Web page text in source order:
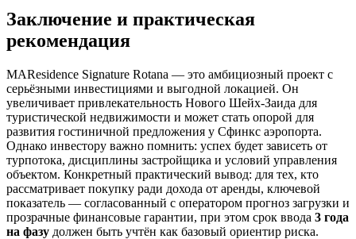
Заключение и практическая
рекомендация
MAResidence Signature Rotana — это амбициозный проект с
серьёзными инвестициями и выгодной локацией. Он
увеличивает привлекательность Нового Шейх‑Заида для
туристической недвижимости и может стать опорой для
развития гостиничной предложения у Сфинкс аэропорта.
Однако инвестору важно помнить: успех будет зависеть от
турпотока, дисциплины застройщика и условий управления
объектом. Конкретный практический вывод: для тех, кто
рассматривает покупку ради дохода от аренды, ключевой
показатель — согласованный с оператором прогноз загрузки и
прозрачные финансовые гарантии, при этом срок ввода 3 года
на фазу должен быть учтён как базовый ориентир риска.